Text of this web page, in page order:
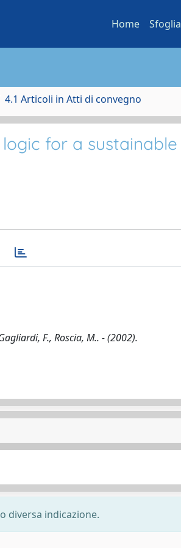
Home Sfoglia
4.1 Articoli in Atti di convegno
for a sustainable
F., Roscia, M.. - (2002).
diversa indicazione.